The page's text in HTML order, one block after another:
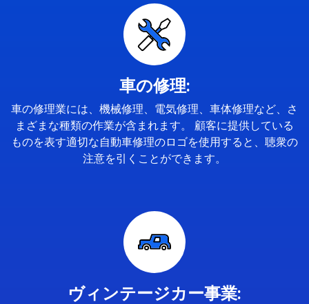
車の修理:
車の修理業には、機械修理、電気修理、車体修理など、さ
まざまな種類の作業が含まれます。 顧客に提供している
ものを表す適切な自動車修理のロゴを使用すると、聴衆の
注意を引くことができます。
ヴィンテージカー事業: